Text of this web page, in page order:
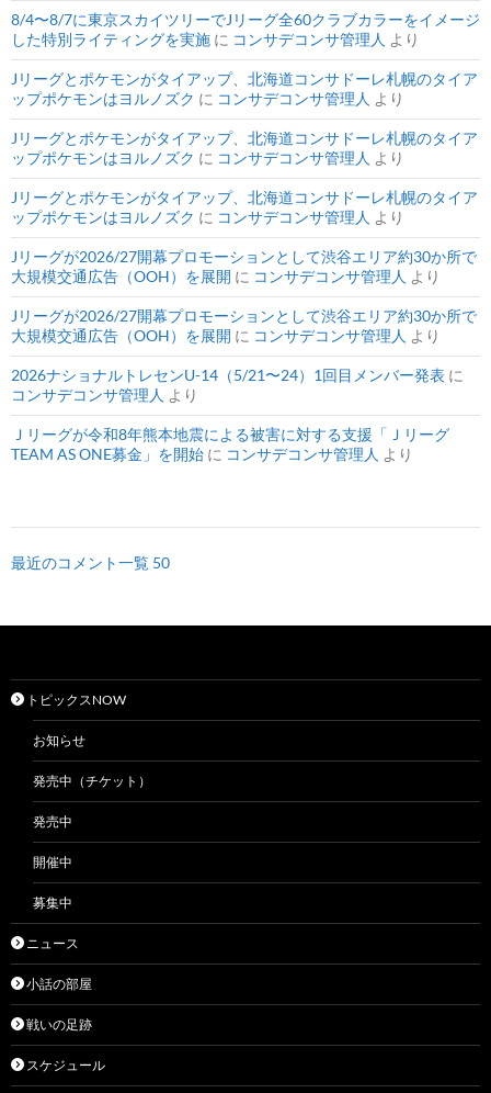
8/4〜8/7に東京スカイツリーでJリーグ全60クラブカラーをイメージ
した特別ライティングを実施 に コンサデコンサ管理人 より
Jリーグとポケモンがタイアップ、北海道コンサドーレ札幌のタイア
ップポケモンはヨルノズク に コンサデコンサ管理人 より
Jリーグとポケモンがタイアップ、北海道コンサドーレ札幌のタイア
ップポケモンはヨルノズク に コンサデコンサ管理人 より
Jリーグとポケモンがタイアップ、北海道コンサドーレ札幌のタイア
ップポケモンはヨルノズク に コンサデコンサ管理人 より
Jリーグが2026/27開幕プロモーションとして渋谷エリア約30か所で
大規模交通広告（OOH）を展開 に コンサデコンサ管理人 より
Jリーグが2026/27開幕プロモーションとして渋谷エリア約30か所で
大規模交通広告（OOH）を展開 に コンサデコンサ管理人 より
2026ナショナルトレセンU-14（5/21〜24）1回目メンバー発表 に
コンサデコンサ管理人 より
Ｊリーグが令和8年熊本地震による被害に対する支援「Ｊリーグ
TEAM AS ONE募金」を開始 に コンサデコンサ管理人 より
最近のコメント一覧 50
トピックスNOW
お知らせ
発売中（チケット）
発売中
開催中
募集中
ニュース
小話の部屋
戦いの足跡
スケジュール